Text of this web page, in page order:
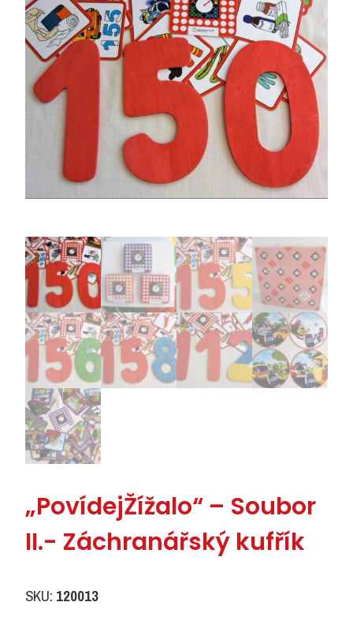
„PovídejŽížalo“ – Soubor
II.- Záchranářský kufřík
SKU: 120013